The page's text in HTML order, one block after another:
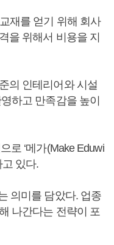
재를 얻기 위해 회사
을 위해서 비용을 지
의 인테리어와 시설
하고 만족감을 높이
로 ‘메가(Make Eduwi
고 있다.
의미를 담았다. 업종
나간다는 전략이 포